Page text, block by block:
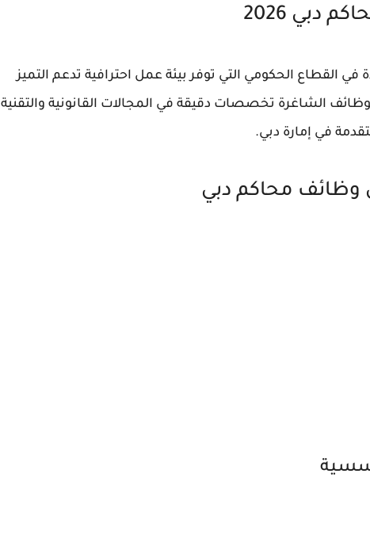
دبي 2026
القطاع الحكومي التي توفر بيئة عمل احترافية تدعم التميز
الشاغرة تخصصات دقيقة في المجالات القانونية والتقنية
في إمارة دبي.
وظائف محاكم دبي